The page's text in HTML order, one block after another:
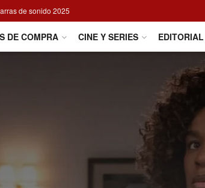
de sonido 2025
DE COMPRA CINE Y SERIES EDITORIAL